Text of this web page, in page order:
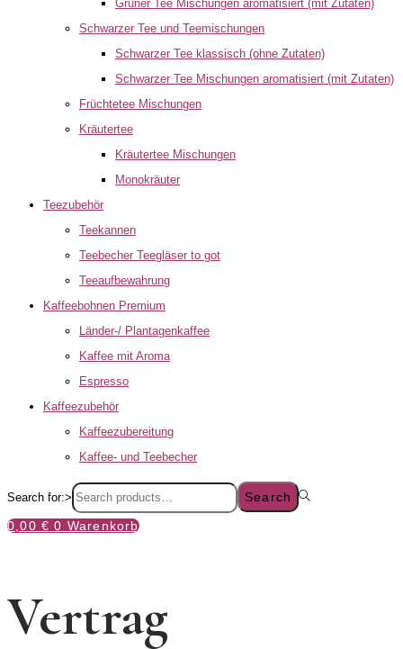
Grüner Tee Mischungen aromatisiert (mit Zutaten)
Schwarzer Tee und Teemischungen
Schwarzer Tee klassisch (ohne Zutaten)
Schwarzer Tee Mischungen aromatisiert (mit Zutaten)
Früchtetee Mischungen
Kräutertee
Kräutertee Mischungen
Monokräuter
Teezubehör
Teekannen
Teebecher Teegläser to got
Teeaufbewahrung
Kaffeebohnen Premium
Länder-/ Plantagenkaffee
Kaffee mit Aroma
Espresso
Kaffeezubehör
Kaffeezubereitung
Kaffee- und Teebecher
Search for:>
Search
0,00 € 0 Warenkorb
Vertrag